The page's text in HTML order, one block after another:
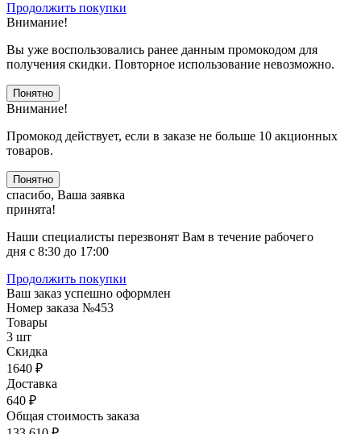
Продолжить покупки
Внимание!
Вы уже воспользовались ранее данным промокодом для
получения скидки. Повторное использование невозможно.
Понятно
Внимание!
Промокод действует, если в заказе не больше 10 акционных
товаров.
Понятно
спасибо, Ваша заявка
принята!
Наши специалисты перезвонят Вам в течение рабочего
дня с 8:30 до 17:00
Продолжить покупки
Ваш заказ успешно оформлен
Номер заказа №453
Товары
3 шт
Скидка
1640 ₽
Доставка
640 ₽
Общая стоимость заказа